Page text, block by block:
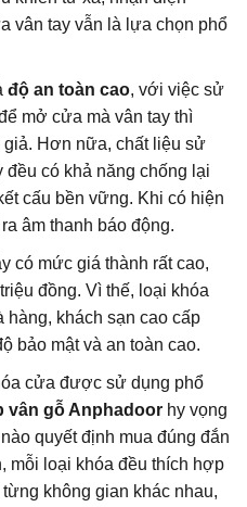
vân tay vẫn là lựa chọn phổ
độ an toàn cao, với việc sử
mở cửa mà vân tay thì
giả. Hơn nữa, chất liệu sử
đều có khả năng chống lại
cấu bền vững. Khi có hiện
âm thanh báo động.
có mức giá thành rất cao,
đồng. Vì thế, loại khóa
khách sạn cao cấp
bảo mật và an toàn cao.
cửa được sử dụng phổ
vân gỗ Anphadoor hy vọng
quyết định mua đúng đắn
mỗi loại khóa đều thích hợp
không gian khác nhau,